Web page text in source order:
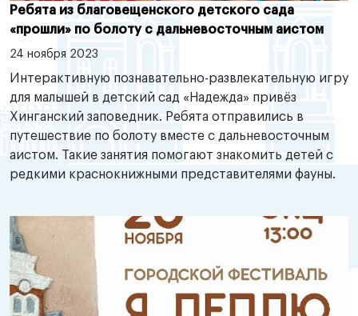
Ребята из благовещенского детского сада
«прошли» по болоту с дальневосточным аистом
24 ноября 2023
Интерактивную познавательно-развлекательную игру
для малышей в детский сад «Надежда» привёз
Хинганский заповедник. Ребята отправились в
путешествие по болоту вместе с дальневосточным
аистом. Такие занятия помогают знакомить детей с
редкими краснокнижными представителями фауны.